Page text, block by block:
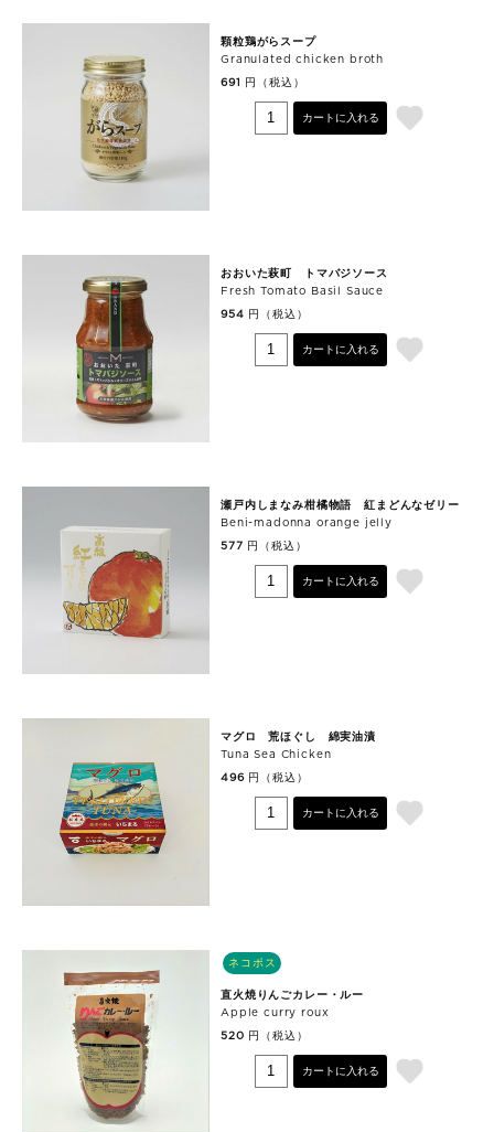
顆粒鶏がらスープ
Granulated chicken broth
691 円（税込）
カートに入れる
おおいた萩町 トマバジソース
Fresh Tomato Basil Sauce
954 円（税込）
カートに入れる
瀬戸内しまなみ柑橘物語 紅まどんなゼリー
Beni-madonna orange jelly
577 円（税込）
カートに入れる
マグロ 荒ほぐし 綿実油漬
Tuna Sea Chicken
496 円（税込）
カートに入れる
ネコポス
直火焼りんごカレー・ルー
Apple curry roux
520 円（税込）
カートに入れる